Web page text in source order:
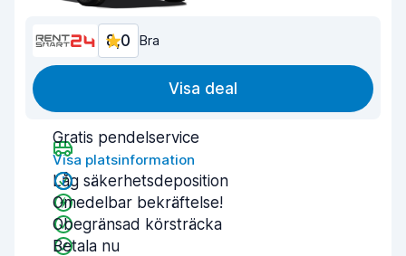
8,0 Bra
Visa deal
Gratis pendelservice
Visa platsinformation
Låg säkerhetsdeposition
Omedelbar bekräftelse!
Obegränsad körsträcka
Betala nu